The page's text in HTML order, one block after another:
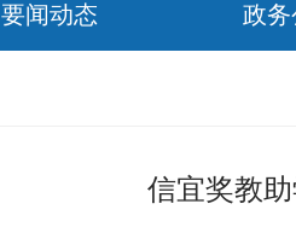
要闻动态 政
信宜奖教